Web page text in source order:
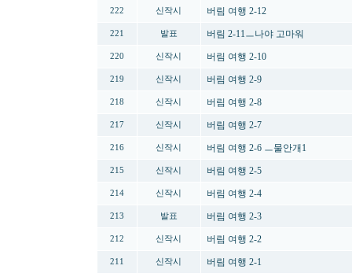
222 신작시 버림 여행 2-12
221 발표 버림 2-11ㅡ나야 고마워
220 신작시 버림 여행 2-10
219 신작시 버림 여행 2-9
218 신작시 버림 여행 2-8
217 신작시 버림 여행 2-7
216 신작시 버림 여행 2-6 ㅡ물안개1
215 신작시 버림 여행 2-5
214 신작시 버림 여행 2-4
213 발표 버림 여행 2-3
212 신작시 버림 여행 2-2
211 신작시 버림 여행 2-1